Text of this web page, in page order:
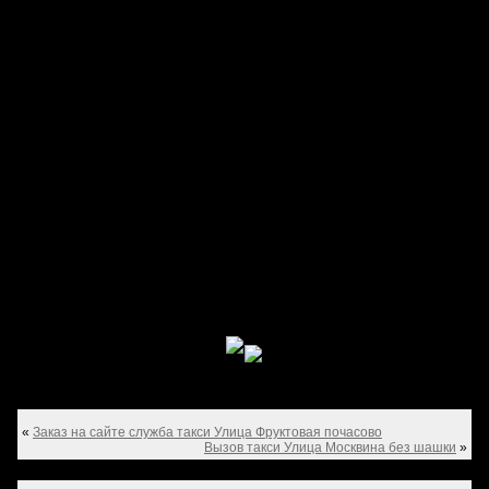
« Заказ на сайте служба такси Улица Фруктовая почасово
Вызов такси Улица Москвина без шашки »